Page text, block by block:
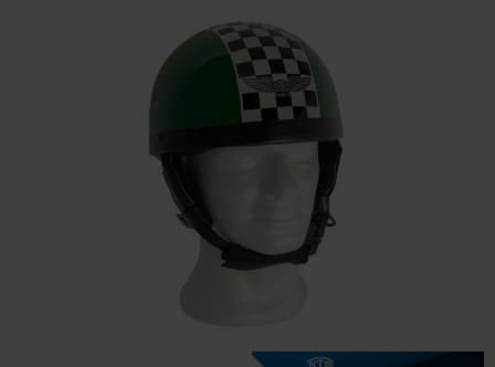
Montage/Arbetshandsk
e Hanvo PE304 1 par
Solglasögon 5 pack